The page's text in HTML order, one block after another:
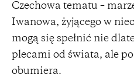
Czechowa tematu –
Iwanowa, żyjącego w
mogą się spełnić nie
plecami od świata, ale
obumiera.